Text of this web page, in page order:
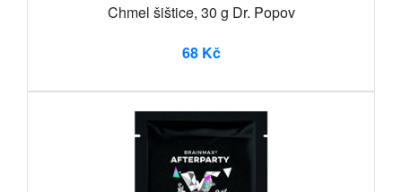
Chmel šištice, 30 g Dr. Popov
68 Kč